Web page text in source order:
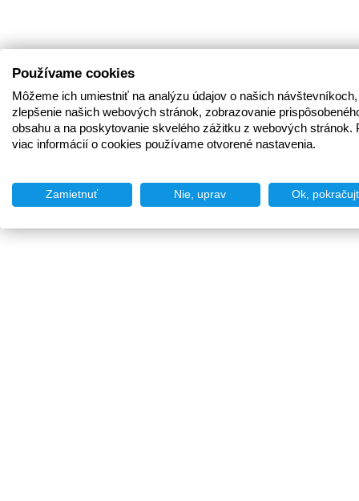
Používame cookies
Môžeme ich umiestniť na analýzu údajov o našich
zlepšenie našich webových stránok, zobrazovanie
obsahu a na poskytovanie skvelého zážitku z webových stránok.
viac informácií o cookies používame otvorené nastavenia.
Zamietnuť Nie, uprav Ok,